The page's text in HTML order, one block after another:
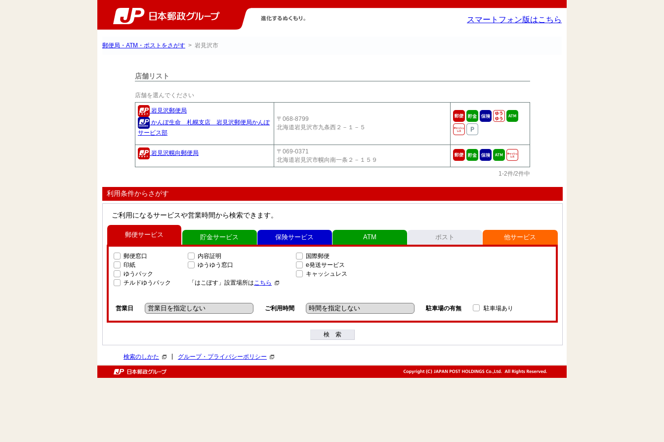
スマートフォン版はこちら
郵便局・ATM・ポストをさがす > 岩見沢市
店舗リスト
店舗を選んでください
岩見沢郵便局
かんぽ生命 札幌支店 岩見沢郵便局かんぽ
サービス部
〒068-8799
北海道岩見沢市九条西２－１－５
岩見沢幌向郵便局
〒069-0371
北海道岩見沢市幌向南一条２－１５９
1-2件/2件中
利用条件からさがす
ご利用になるサービスや営業時間から検索できます。
郵便サービス
郵便窓口
印紙
ゆうパック
チルドゆうパック
内容証明
ゆうゆう窓口
「はこぽす」設置場所はこちら
国際郵便
e発送サービス
キャッシュレス
営業日 ご利用時間 駐車場の有無 駐車場あり
貯金サービス 保険サービス ATM ポスト 他サービス
検 索
検索のしかた グループ・プライバシーポリシー